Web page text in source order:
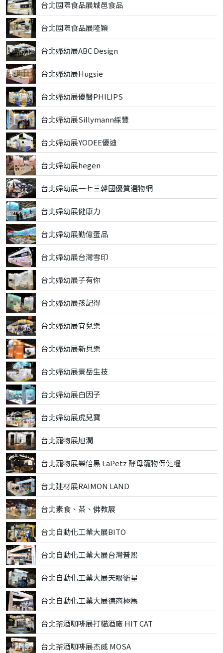
台北國際食品展城邑食品
台北國際食品展隆穎
台北婦幼展ABC Design
台北婦幼展Hugsie
台北婦幼展優醫PHILIPS
台北婦幼展Sillymann綵豐
台北婦幼展YODEE優迪
台北婦幼展hegen
台北婦幼展一七三韓國優質選物網
台北婦幼展健康力
台北婦幼展勤億蛋品
台北婦幼展台灣雪印
台北婦幼展子有你
台北婦幼展孩記得
台北婦幼展宜兒樂
台北婦幼展新貝樂
台北婦幼展景岳生技
台北婦幼展白因子
台北婦幼展虎兒寶
台北寵物展旭潤
台北寵物展樂倍黑 LaPetz 酵母寵物保健糧
台北建材展RAIMON LAND
台北素食、茶、佛教展
台北自動化工業大展BITO
台北自動化工業大展台灣普熙
台北自動化工業大展天眼衛星
台北自動化工業大展德商極馬
台北茶酒咖啡展打貓酒廠 HIT CAT
台北茶酒咖啡展杰威 MOSA